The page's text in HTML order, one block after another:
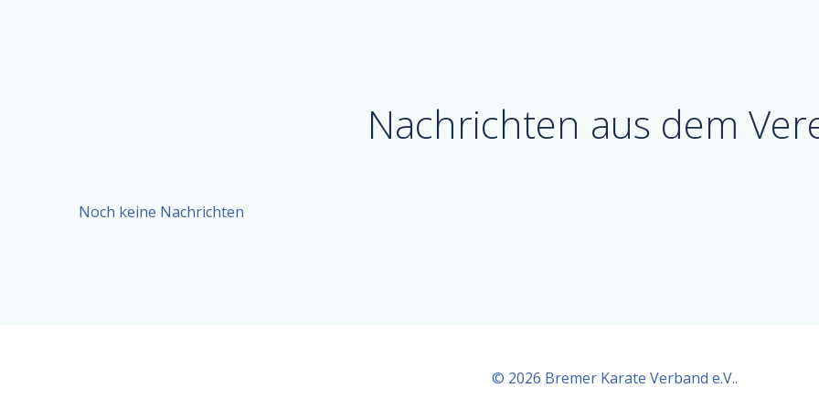
Nachrichten aus dem
Noch keine Nachrichten
© 2026 Bremer Karate Verband e.V..